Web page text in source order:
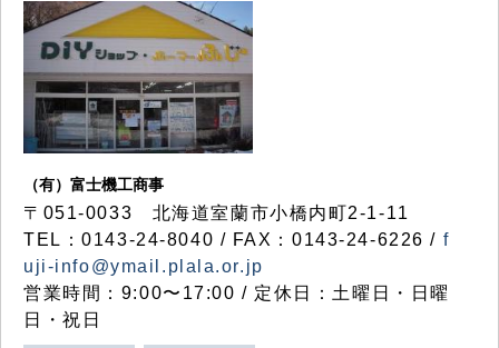
（有）富士機工商事
〒051-0033 北海道室蘭市小橋内町2-1-11
TEL：0143-24-8040 / FAX：0143-24-6226 / f
uji-info@ymail.plala.or.jp
営業時間：9:00〜17:00 / 定休日：土曜日・日曜
日・祝日